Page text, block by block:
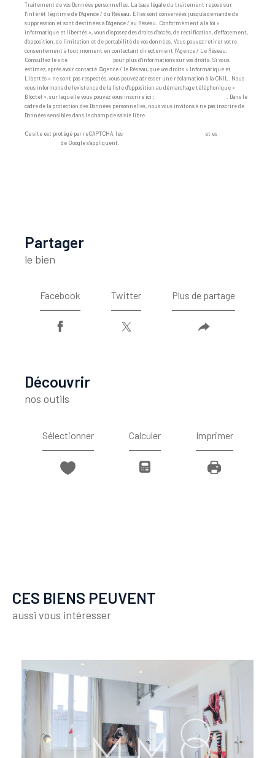
Traitement de vos Données personnelles. La base légale du traitement repose sur
l'intérêt légitime de l'Agence / du Réseau. Elles sont conservées jusqu'à demande de
suppression et sont destinées à l'Agence / au Réseau. Conformément à la loi «
informatique et libertés », vous disposez des droits d’accès, de rectification, d’effacement,
d’opposition, de limitation et de portabilité de vos données. Vous pouvez retirer votre
consentement à tout moment en contactant directement l’Agence / Le Réseau.
Consultez le site
pour plus d’informations sur vos droits. Si vous
estimez, après avoir contacté l'Agence / le Réseau, que vos droits « Informatique et
Libertés » ne sont pas respectés, vous pouvez adresser une réclamation à la CNIL. Nous
vous informons de l’existence de la liste d'opposition au démarchage téléphonique «
Bloctel », sur laquelle vous pouvez vous inscrire ici :
. Dans le
cadre de la protection des Données personnelles, nous vous invitons à ne pas inscrire de
Données sensibles dans le champ de saisie libre.
Ce site est protégé par reCAPTCHA, les et es
de Google s'appliquent.
partager
le bien
Facebook Twitter Plus de partage
découvrir
nos outils
Sélectionner Calculer Imprimer
CES BIENS PEUVENT
aussi vous intéresser